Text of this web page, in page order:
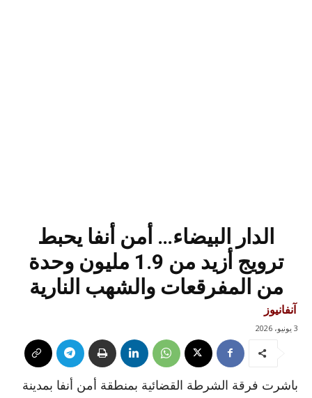
الدار البيضاء… أمن أنفا يحبط
ترويج أزيد من 1.9 مليون وحدة
من المفرقعات والشهب النارية
آنفانيوز
3 يونيو، 2026
باشرت فرقة الشرطة القضائية بمنطقة أمن أنفا بمدينة